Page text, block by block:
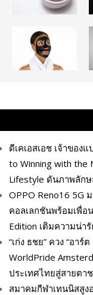
ดีเคเอสเอช เจ้าของ
to Winning with the
Lifestyle ดันภาพลัก
OPPO Reno16 5G
คอลเลกชันพร้อมเพื่อ
Edition เติมความน่า
“เก่ง ธชย” ควง “อาร์
WorldPride
ประเทศไทยสู่สายตา
สมาคมกีฬาเทนนิสสูง